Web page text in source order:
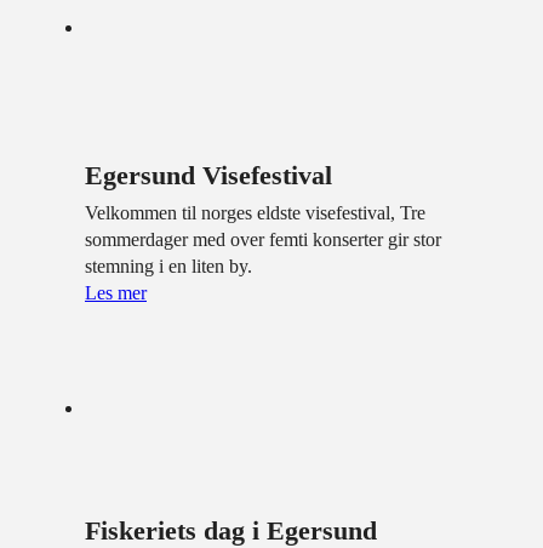
Egersund Visefestival
Velkommen til norges eldste visefestival, Tre
sommerdager med over femti konserter gir stor
stemning i en liten by.
Les mer
Fiskeriets dag i Egersund